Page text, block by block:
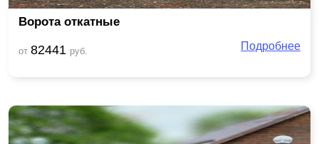
Ворота откатные
от 82441 руб. Подробнее